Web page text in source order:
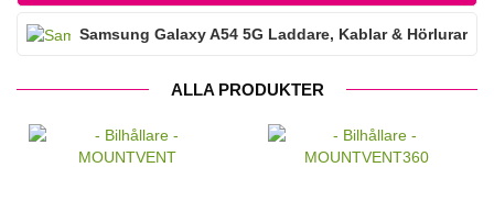
Samsung Galaxy A54 5G Laddare, Kablar & Hörlurar
ALLA PRODUKTER